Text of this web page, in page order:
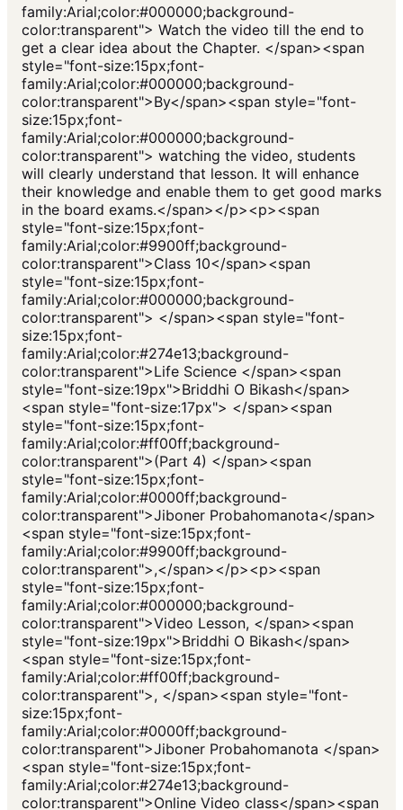
family:Arial;color:#000000;background-
color:transparent"> Watch the video till the end to
get a clear idea about the Chapter. </span><span
style="font-size:15px;font-
family:Arial;color:#000000;background-
color:transparent">By</span><span style="font-
size:15px;font-
family:Arial;color:#000000;background-
color:transparent"> watching the video, students
will clearly understand that lesson. It will enhance
their knowledge and enable them to get good marks
in the board exams.</span></p><p><span
style="font-size:15px;font-
family:Arial;color:#9900ff;background-
color:transparent">Class 10</span><span
style="font-size:15px;font-
family:Arial;color:#000000;background-
color:transparent"> </span><span style="font-
size:15px;font-
family:Arial;color:#274e13;background-
color:transparent">Life Science </span><span
style="font-size:19px">Briddhi O Bikash</span>
<span style="font-size:17px"> </span><span
style="font-size:15px;font-
family:Arial;color:#ff00ff;background-
color:transparent">(Part 4) </span><span
style="font-size:15px;font-
family:Arial;color:#0000ff;background-
color:transparent">Jiboner Probahomanota</span>
<span style="font-size:15px;font-
family:Arial;color:#9900ff;background-
color:transparent">,</span></p><p><span
style="font-size:15px;font-
family:Arial;color:#000000;background-
color:transparent">Video Lesson, </span><span
style="font-size:19px">Briddhi O Bikash</span>
<span style="font-size:15px;font-
family:Arial;color:#ff00ff;background-
color:transparent">, </span><span style="font-
size:15px;font-
family:Arial;color:#0000ff;background-
color:transparent">Jiboner Probahomanota </span>
<span style="font-size:15px;font-
family:Arial;color:#274e13;background-
color:transparent">Online Video class</span><span